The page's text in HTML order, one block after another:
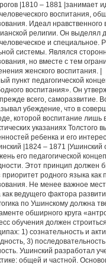
|1810 – 1881 |занимает
воспитания,
Идеал нравственного
религии. Он выделял
и специальное.
системы. Являлся
но вместе с тем
женского воспитания. |
пункт педагогической
воспитания». Он
прежде всего, саморазвитие.
убеждение, что в
которой воспитание лишь
указаниях Толстого
ребенка и его
|1824 – 1871 |Ушинский
его педагогической
Этот принцип должен
приоритет родного языка
Не менее важное
как ведущего фактора
по Ушинскому должна
обширного круга
обучения должен
1) сознательность и
3)
Ушинский разработал
общей и частной.